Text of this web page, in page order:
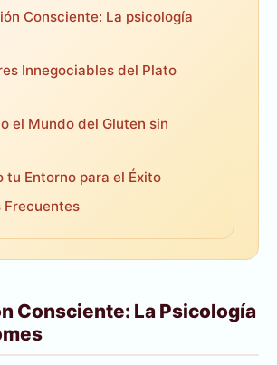
Consciente: La psicología
Innegociables del Plato
el Mundo del Gluten sin
tu Entorno para el Éxito
Frecuentes
Consciente: La Psicología